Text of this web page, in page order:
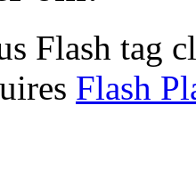
Flash tag
Flash